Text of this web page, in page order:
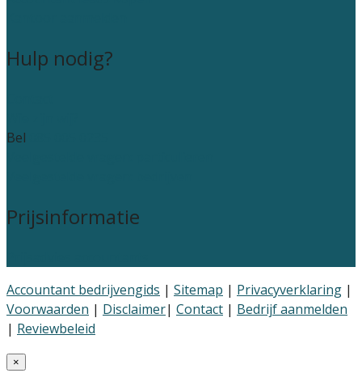
Hulp nodig?
Bel
Prijsinformatie
Accountant bedrijvengids | Sitemap | Privacyverklaring |
Voorwaarden | Disclaimer| Contact | Bedrijf aanmelden
| Reviewbeleid
×